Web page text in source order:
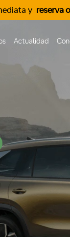
y reserva
Actualidad